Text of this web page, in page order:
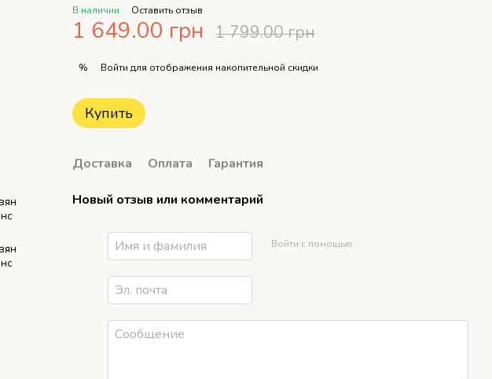
В наличии Оставить отзыв
1 649.00 грн 1 799.00 грн
% Войти для отображения накопительной скидки
Купить
Доставка Оплата Гарантия
Новый отзыв или комментарий
Войти с помощью